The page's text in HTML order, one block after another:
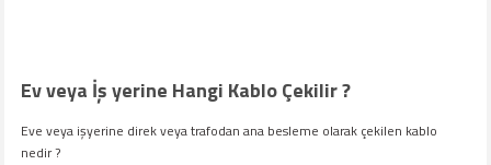
Ev veya İş yerine Hangi Kablo Çekilir ?
Eve veya işyerine direk veya trafodan ana besleme olarak çekilen kablo
nedir ?